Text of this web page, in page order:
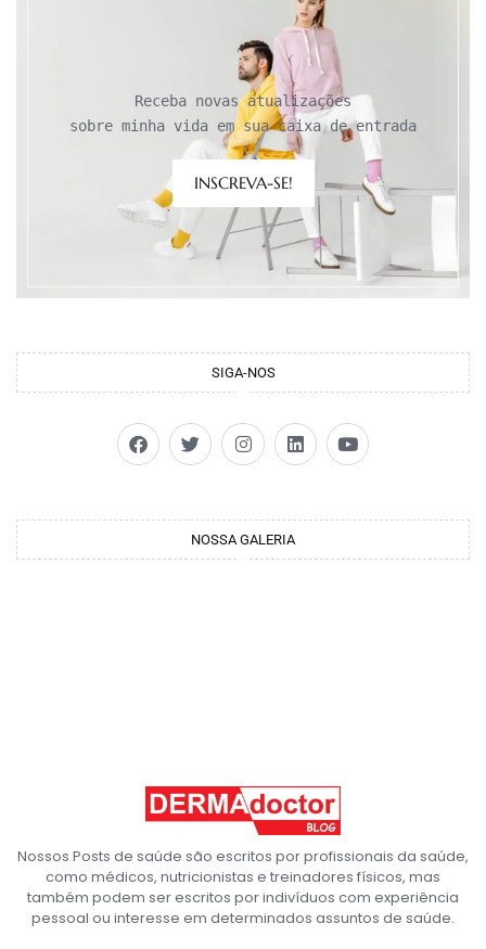
Receba novas atualizações
sobre minha vida em sua caixa de entrada
INSCREVA-SE!
SIGA-NOS
NOSSA GALERIA
Nossos Posts de saúde são escritos por profissionais da saúde,
como médicos, nutricionistas e treinadores físicos, mas
também podem ser escritos por indivíduos com experiência
pessoal ou interesse em determinados assuntos de saúde.